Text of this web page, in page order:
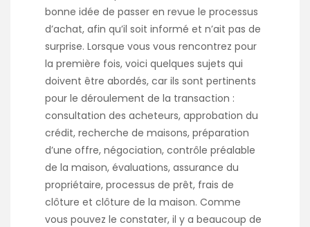
bonne idée de passer en revue le processus
d’achat, afin qu’il soit informé et n’ait pas de
surprise. Lorsque vous vous rencontrez pour
la première fois, voici quelques sujets qui
doivent être abordés, car ils sont pertinents
pour le déroulement de la transaction :
consultation des acheteurs, approbation du
crédit, recherche de maisons, préparation
d’une offre, négociation, contrôle préalable
de la maison, évaluations, assurance du
propriétaire, processus de prêt, frais de
clôture et clôture de la maison. Comme
vous pouvez le constater, il y a beaucoup de